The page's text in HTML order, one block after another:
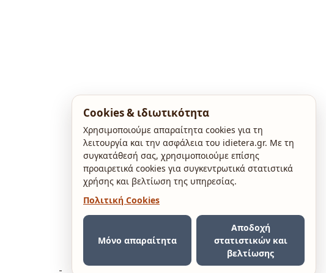
Cookies & ιδιωτικότητα
Χρησιμοποιούμε απαραίτητα cookies για τη
λειτουργία και την ασφάλεια του idietera.gr. Με τη
συγκατάθεσή σας, χρησιμοποιούμε επίσης
προαιρετικά cookies για συγκεντρωτικά στατιστικά
χρήσης και βελτίωση της υπηρεσίας.
Πολιτική Cookies
Μόνο απαραίτητα
Αποδοχή
στατιστικών και
βελτίωσης